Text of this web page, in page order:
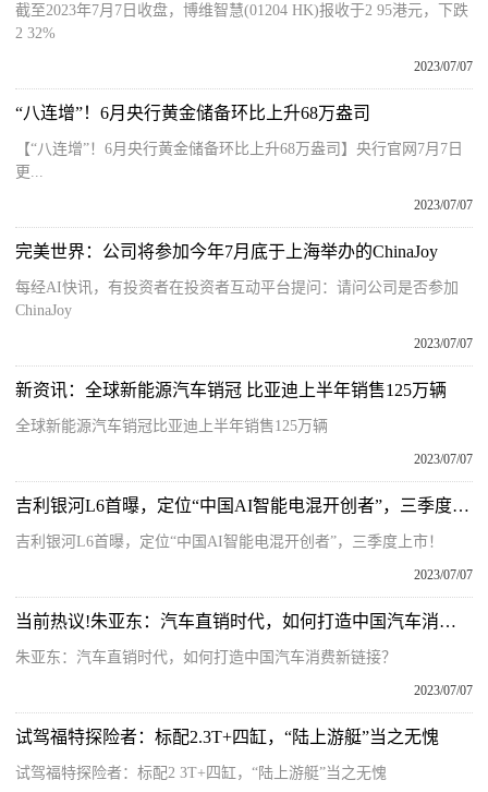
截至2023年7月7日收盘，博维智慧(01204 HK)报收于2 95港元，下跌
2 32%
2023/07/07
“八连增”！6月央行黄金储备环比上升68万盎司
【“八连增”！6月央行黄金储备环比上升68万盎司】央行官网7月7日
更...
2023/07/07
完美世界：公司将参加今年7月底于上海举办的ChinaJoy
每经AI快讯，有投资者在投资者互动平台提问：请问公司是否参加
ChinaJoy
2023/07/07
新资讯：全球新能源汽车销冠 比亚迪上半年销售125万辆
全球新能源汽车销冠比亚迪上半年销售125万辆
2023/07/07
吉利银河L6首曝，定位“中国AI智能电混开创者”，三季度上市！
吉利银河L6首曝，定位“中国AI智能电混开创者”，三季度上市！
2023/07/07
当前热议!朱亚东：汽车直销时代，如何打造中国汽车消费新链接？
朱亚东：汽车直销时代，如何打造中国汽车消费新链接？
2023/07/07
试驾福特探险者：标配2.3T+四缸，“陆上游艇”当之无愧
试驾福特探险者：标配2 3T+四缸，“陆上游艇”当之无愧